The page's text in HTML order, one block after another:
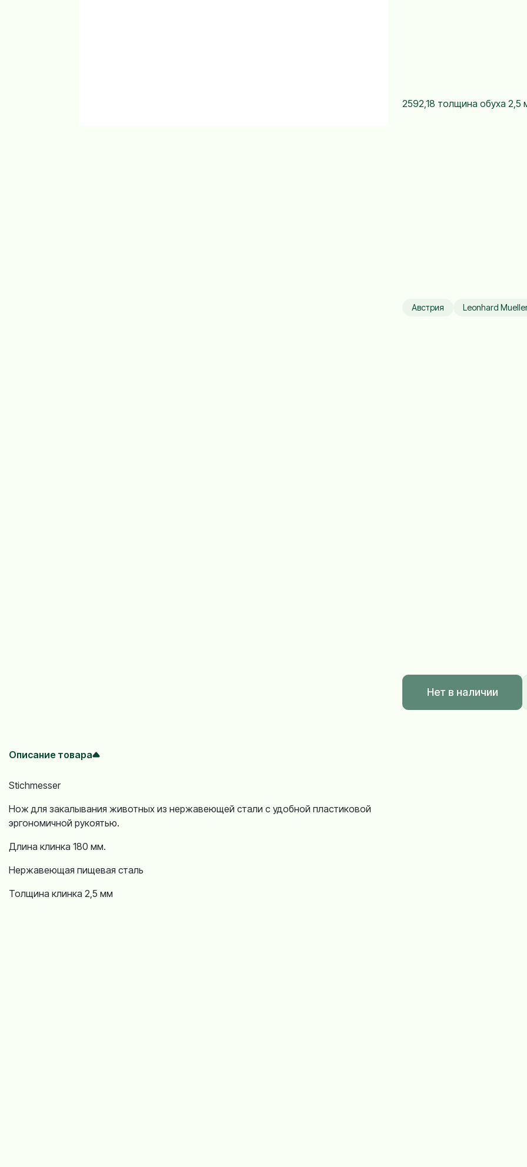
2592,18 толщина обуха 2,5
Австрия Leonhard
Нет в наличии
Описание товара
Stichmesser
Нож для закалывания животных из нержавеющей стали с удобной пластиковой
эргономичной рукоятью.
Длина клинка 180 мм.
Нержавеющая пищевая сталь
Толщина клинка 2,5 мм